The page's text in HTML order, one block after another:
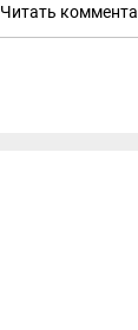
Читать